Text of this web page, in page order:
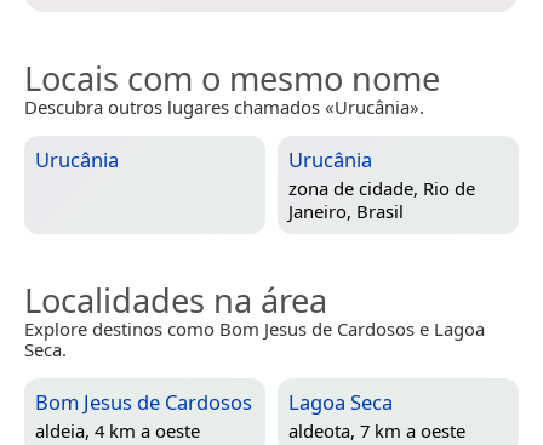
Locais com o mesmo nome
Descubra outros lugares chamados «Urucânia».
Urucânia Urucânia
zona de cidade, Rio de
Janeiro, Brasil
Localidades na área
Explore destinos como Bom Jesus de Cardosos e Lagoa
Seca.
Bom Jesus de Cardosos
aldeia, 4 km a oeste
Lagoa Seca
aldeota, 7 km a oeste